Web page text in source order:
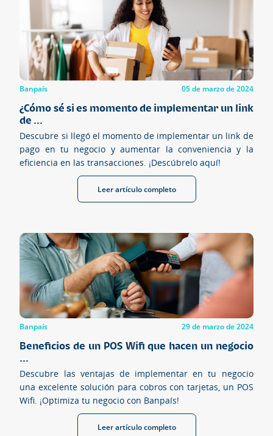
Banpaís 05 de marzo de 2024
¿Cómo sé si es momento de implementar un link
de ...
Descubre si llegó el momento de implementar un link de
pago en tu negocio y aumentar la conveniencia y la
eficiencia en las transacciones. ¡Descúbrelo aquí!
Leer artículo completo
Banpaís 29 de marzo de 2024
Beneficios de un POS Wifi que hacen un negocio
...
Descubre las ventajas de implementar en tu negocio
una excelente solución para cobros con tarjetas, un POS
Wifi. ¡Optimiza tu negocio con Banpaís!
Leer artículo completo